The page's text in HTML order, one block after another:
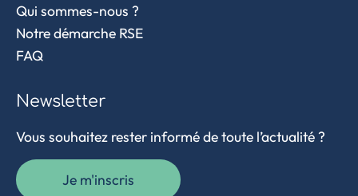
Qui sommes-nous ?
Notre démarche RSE
FAQ
Newsletter
Vous souhaitez rester informé de toute l’actualité ?
Je m'inscris